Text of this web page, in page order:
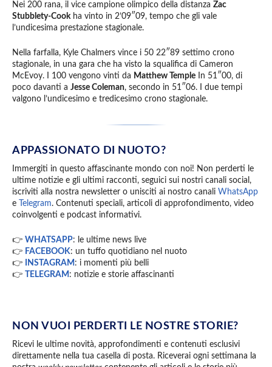
Nei 200 rana, il vice campione olimpico della distanza Zac
Stubblety-Cook ha vinto in 2’09″09, tempo che gli vale
l’undicesima prestazione stagionale.
Nella farfalla, Kyle Chalmers vince i 50 22″89 settimo crono
stagionale, in una gara che ha visto la squalifica di Cameron
McEvoy. I 100 vengono vinti da Matthew Temple In 51″00, di
poco davanti a Jesse Coleman, secondo in 51″06. I due tempi
valgono l’undicesimo e tredicesimo crono stagionale.
APPASSIONATO DI NUOTO?
Immergiti in questo affascinante mondo con noi! Non perderti le
ultime notizie e gli ultimi racconti, seguici sui nostri canali social,
iscriviti alla nostra newsletter o unisciti ai nostro canali WhatsApp
e
Telegram. Contenuti speciali, articoli di approfondimento, video
coinvolgenti e podcast informativi.
👉 WHATSAPP: le ultime news live
👉 FACEBOOK: un tuffo quotidiano nel nuoto
👉
INSTAGRAM : i momenti più belli
👉
TELEGRAM : notizie e storie affascinanti
NON VUOI PERDERTI LE NOSTRE STORIE?
Ricevi le ultime novità, approfondimenti e contenuti esclusivi
direttamente nella tua casella di posta. Riceverai ogni settimana la